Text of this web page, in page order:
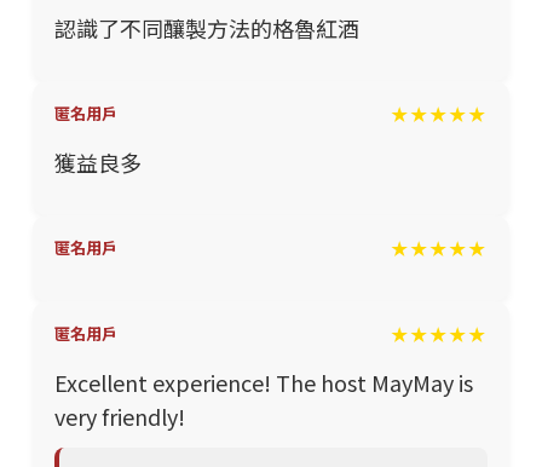
認識了不同釀製方法的格魯紅酒
匿名用戶 ★★★★★
獲益良多
匿名用戶 ★★★★★
匿名用戶 ★★★★★
Excellent experience! The host MayMay is
very friendly!